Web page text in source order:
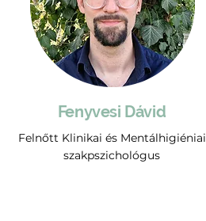
Fenyvesi Dávid
Felnőtt Klinikai és Mentálhigiéniai
szakpszichológus